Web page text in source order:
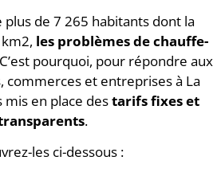
plus de 7 265 habitants dont la
les problèmes de chauffe-
pourquoi, pour répondre aux
commerces et entreprises à La
mis en place destarifs fixes et
.
les ci-dessous :